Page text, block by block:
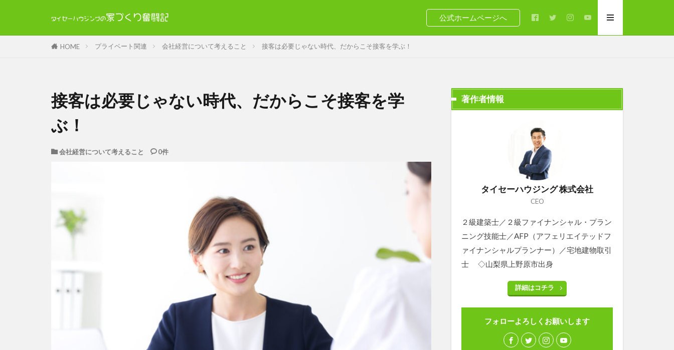
公式ホームページへ
HOME プライベート関連 会社経営について考えること 接客は必要じゃない時代、だからこそ接客を学ぶ！
接客は必要じゃない時代、だからこそ接客を学
ぶ！
会社経営について考えること 0件
著作者情報
タイセーハウジング 株式会社
CEO
２級建築士／２級ファイナンシャル・プラン
ニング技能士／AFP（アフェリエイテッドフ
ァイナンシャルプランナー）／宅地建物取引
士 ◇山梨県上野原市出身
詳細はコチラ
フォローよろしくお願いします